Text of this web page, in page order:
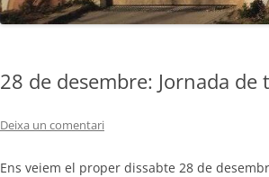
28 de desembre: Jornada de
Deixa un comentari
Ens veiem el proper dissabte 28 de